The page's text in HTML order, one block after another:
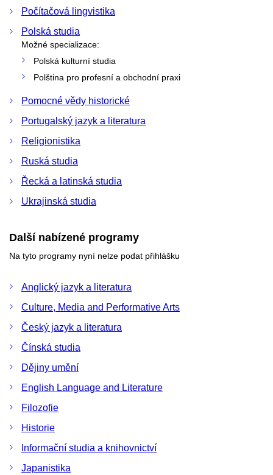
Počítačová lingvistika
Polská studia
Možné specializace:
Polská kulturní studia
Polština pro profesní a obchodní praxi
Pomocné vědy historické
Portugalský jazyk a literatura
Religionistika
Ruská studia
Řecká a latinská studia
Ukrajinská studia
Další nabízené programy
Na tyto programy nyní nelze podat přihlášku
Anglický jazyk a literatura
Culture, Media and Performative Arts
Český jazyk a literatura
Čínská studia
Dějiny umění
English Language and Literature
Filozofie
Historie
Informační studia a knihovnictví
Japanistika